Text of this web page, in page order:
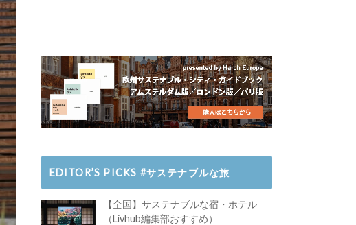
EDITOR’S PICKS #サステナブルな旅
【全国】サステナブルな宿・ホテル
（Livhub編集部おすすめ）